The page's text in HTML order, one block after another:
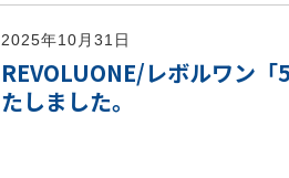
2025年10月31日
REVOLUONE/レボルワン
たしました。